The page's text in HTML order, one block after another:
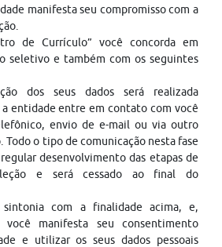
manifesta seu compromisso com a
de Currículo” você concorda em
seletivo e também com os seguintes
dos seus dados será realizada
entidade entre em contato com você
envio de e-mail ou via outro
Todo o tipo de comunicação nesta fase
desenvolvimento das etapas de
e será cessado ao final do
sintonia com a finalidade acima, e,
manifesta seu consentimento
e utilizar os seus dados pessoais